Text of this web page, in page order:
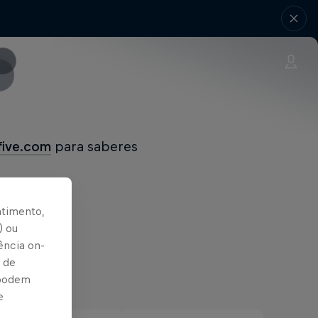
para saberes
ou
on-
de